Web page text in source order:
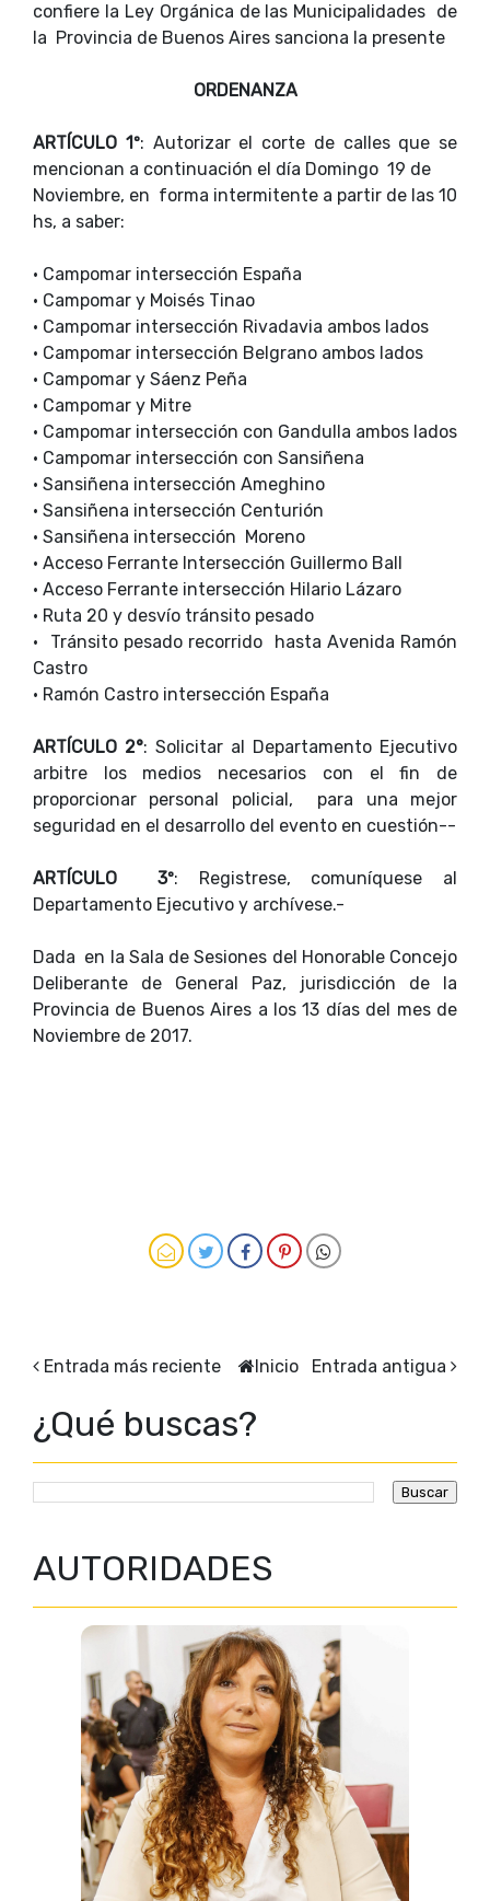
confiere la Ley Orgánica de las Municipalidades de
la Provincia de Buenos Aires sanciona la presente
ORDENANZA
ARTÍCULO 1º: Autorizar el corte de calles que se
mencionan a continuación el día Domingo 19 de
Noviembre, en forma intermitente a partir de las 10
hs, a saber:
• Campomar intersección España
• Campomar y Moisés Tinao
• Campomar intersección Rivadavia ambos lados
• Campomar intersección Belgrano ambos lados
• Campomar y Sáenz Peña
• Campomar y Mitre
• Campomar intersección con Gandulla ambos lados
• Campomar intersección con Sansiñena
• Sansiñena intersección Ameghino
• Sansiñena intersección Centurión
• Sansiñena intersección Moreno
• Acceso Ferrante Intersección Guillermo Ball
• Acceso Ferrante intersección Hilario Lázaro
• Ruta 20 y desvío tránsito pesado
•
Tránsito pesado recorrido hasta Avenida Ramón
Castro
• Ramón Castro intersección España
ARTÍCULO 2°: Solicitar al Departamento Ejecutivo
arbitre los medios necesarios con el fin de
proporcionar personal policial, para una mejor
seguridad en el desarrollo del evento en cuestión--
ARTÍCULO 3º: Registrese, comuníquese al
Departamento Ejecutivo y archívese.-
Dada en la Sala de Sesiones del Honorable Concejo
Deliberante de General Paz, jurisdicción de la
Provincia de Buenos Aires a los 13 días del mes de
Noviembre de 2017.
Entrada más reciente Entrada antigua
Inicio
¿Qué buscas?
AUTORIDADES